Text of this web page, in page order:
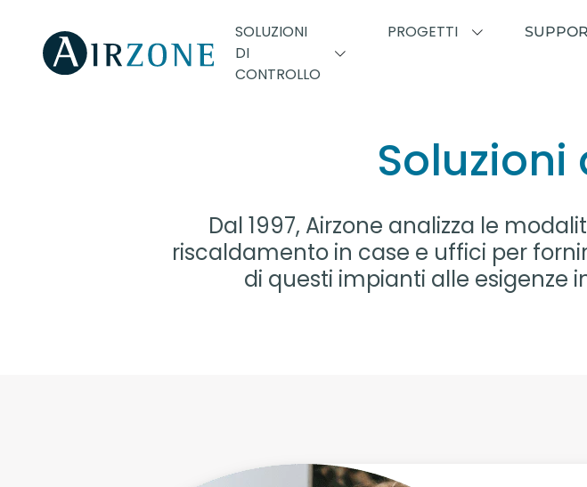
SOLUZIONI
DI
CONTROLLO
PROGETTI
Dal 1997, Airzone analizza le
riscaldamento in case e uffici per
di questi impianti alle esigenze